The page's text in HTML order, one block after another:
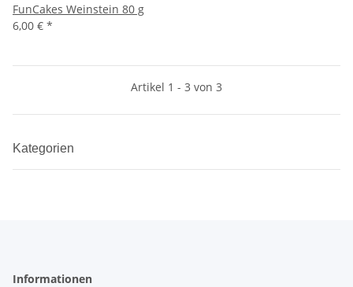
FunCakes Weinstein 80 g
6,00 € *
Artikel 1 - 3 von 3
Kategorien
Informationen